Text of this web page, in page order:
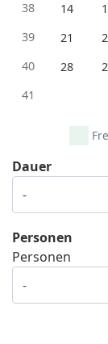
38
14
39
21
40
28
41
Dauer
Personen
Personen